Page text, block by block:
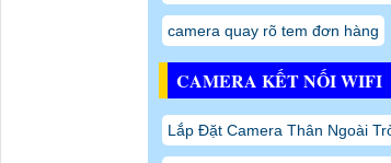
camera quay rõ tem đơn hàng
CAMERA KẾT NỐI WIFI
Lắp Đặt Camera Thân Ngoài